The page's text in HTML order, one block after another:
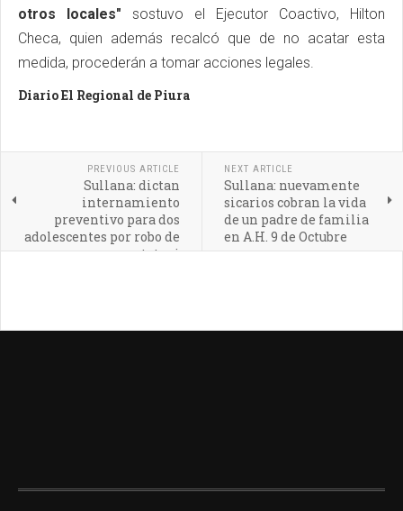
otros locales" sostuvo el Ejecutor Coactivo, Hilton
Checa, quien además recalcó que de no acatar esta
medida, procederán a tomar acciones legales.
Diario El Regional de Piura
PREVIOUS ARTICLE
Sullana: dictan
internamiento
preventivo para dos
adolescentes por robo de
mototaxi
NEXT ARTICLE
Sullana: nuevamente
sicarios cobran la vida
de un padre de familia
en A.H. 9 de Octubre